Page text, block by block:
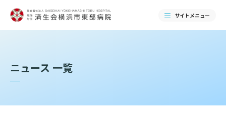
サイトメニュー
ニュース 一覧